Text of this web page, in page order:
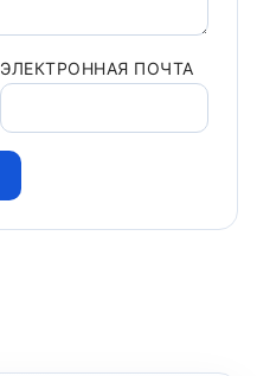
ЭЛЕКТРОННАЯ ПОЧТА